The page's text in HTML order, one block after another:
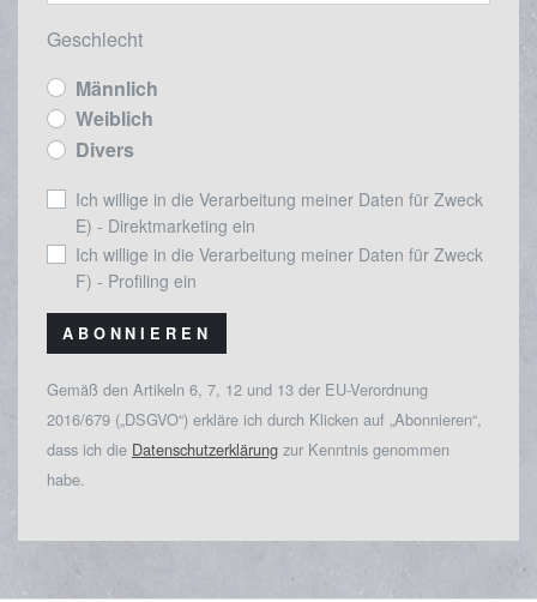
Geschlecht
Männlich
Weiblich
Divers
Ich willige in die Verarbeitung meiner Daten für Zweck
E) - Direktmarketing ein
Ich willige in die Verarbeitung meiner Daten für Zweck
F) - Profiling ein
ABONNIEREN
Gemäß den Artikeln 6, 7, 12 und 13 der EU-Verordnung
2016/679 („DSGVO“) erkläre ich durch Klicken auf „Abonnieren“,
dass ich die Datenschutzerklärung zur Kenntnis genommen
habe.